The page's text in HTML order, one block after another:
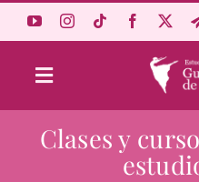
Toggle
Navigation
Clases y